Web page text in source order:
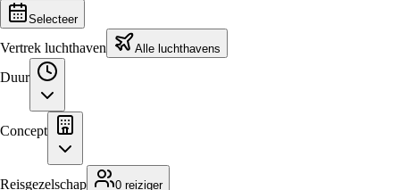
Selecteer
Vertrek luchthaven Alle luchthavens
Duur
Concept
Reisgezelschap
0 reiziger